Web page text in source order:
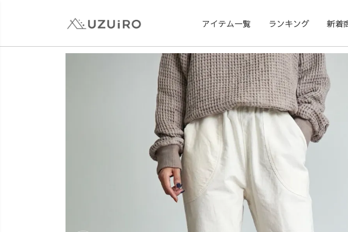
アイテム一覧 ランキング 新着